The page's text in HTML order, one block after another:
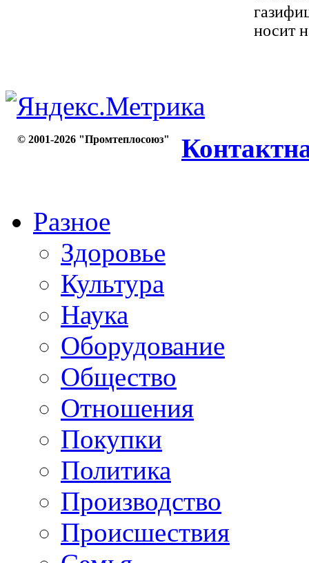
носит
© 2001-2026 "Промтеплосоюз"
Разное
Здоровье
Культура
Наука
Оборудование
Общество
Отношения
Покупки
Политика
Производство
Происшествия